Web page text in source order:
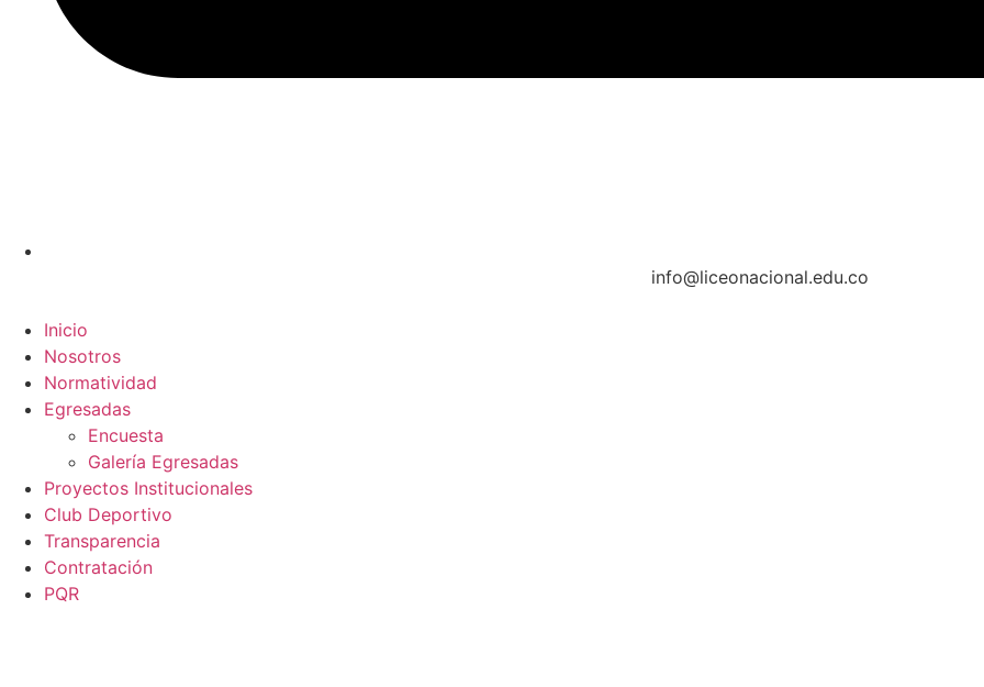
info@liceonacional.edu.co
Inicio
Nosotros
Normatividad
Egresadas
Encuesta
Galería Egresadas
Proyectos Institucionales
Club Deportivo
Transparencia
Contratación
PQR